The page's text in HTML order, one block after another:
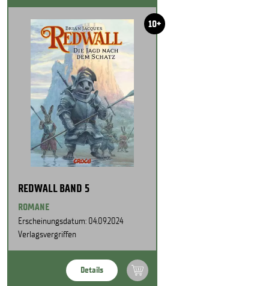
10+
REDWALL BAND 5
ROMANE
Erscheinungsdatum: 04.09.2024
Verlagsvergriffen
Details